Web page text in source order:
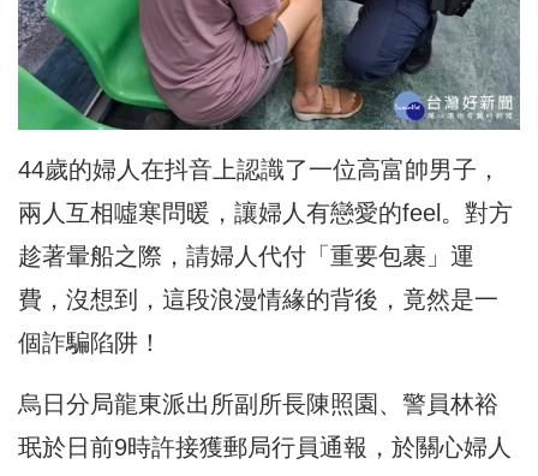
44歲的婦人在抖音上認識了一位高富帥男子，
兩人互相噓寒問暖， 讓婦人有戀愛的feel。對方
趁著暈船之際，請婦人代付「 重要包裹」運
費，沒想到，這段浪漫情緣的背後， 竟然是一
個詐騙陷阱！
烏日分局龍東派出所副所長陳照園、 警員林裕
珉於日前9時許接獲郵局行員通報， 於關心婦人